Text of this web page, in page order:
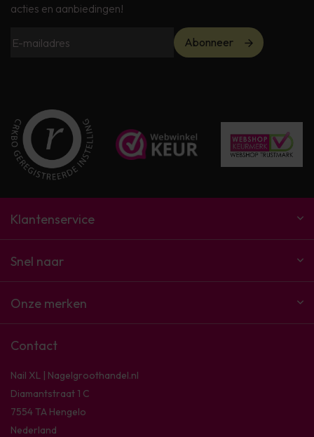
acties en aanbiedingen!
Abonneer
Klantenservice
Snel naar
Onze merken
Contact
Nail XL | Nagelgroothandel.nl
Diamantstraat 1 C
7554 TA Hengelo
Nederland